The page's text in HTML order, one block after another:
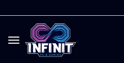
Toggle navigation